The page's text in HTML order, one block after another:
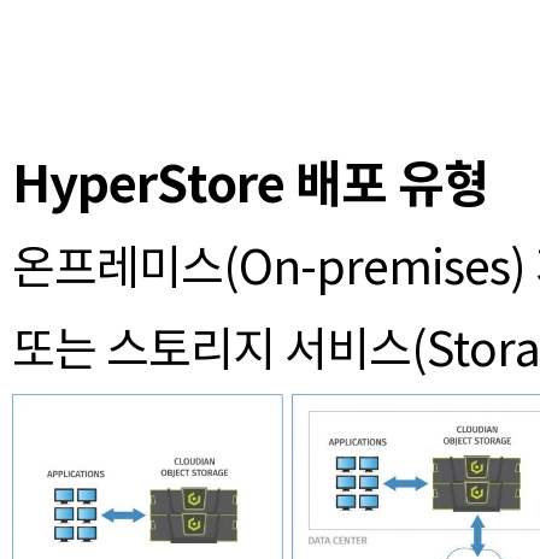
HyperStore 배포 유형
온프레미스(On-
또는 스토리지 서비스